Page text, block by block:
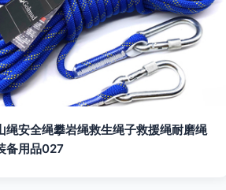
绳安全绳攀岩绳救生绳子救援绳耐磨绳
备用品027